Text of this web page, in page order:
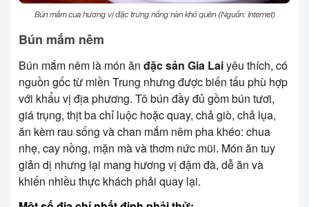
Bún mắm cua hương vị đặc trưng nồng nàn khó quên (Nguồn: Internet)
Bún mắm nêm
Bún mắm nêm là món ăn đặc sản Gia Laiyêu thích, có
nguồn gốc từ miền Trung nhưng được biến tấu phù hợp
với khẩu vị địa phương. Tô bún đầy đủ gồm bún tươi,
giá trụng, thịt ba chỉ luộc hoặc quay, chả giò, chả lụa,
ăn kèm rau sống và chan mắm nêm pha khéo: chua
nhẹ, cay nồng, mặn mà và thơm nức mũi. Món ăn tuy
giản dị nhưng lại mang hương vị đậm đà, dễ ăn và
khiến nhiều thực khách phải quay lại.